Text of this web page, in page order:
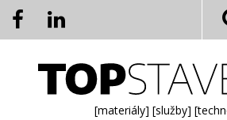
[materiály] [služby]